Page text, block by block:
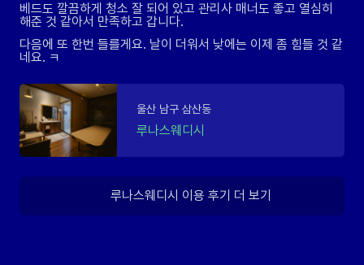
베드도 깔끔하게 청소 잘 되어 있고 관리사 매너도 좋고 열심히
해준 것 같아서 만족하고 갑니다.
다음에 또 한번 들를게요. 날이 더워서 낮에는 이제 좀 힘들 것 같
네요. ㅋ
울산 남구 삼산동
루나스웨디시
루나스웨디시 이용 후기 더 보기